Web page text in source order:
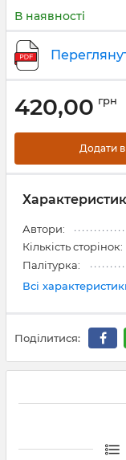
В наявності
420,00 грн
Додати
Автори:
Кількість сторінок:
Палітурка:
Всі
Поділитися: